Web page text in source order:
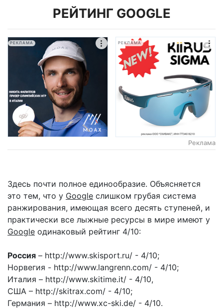
РЕЙТИНГ GOOGLE
РЕКЛАМА РЕКЛАМА
Реклама
Здесь почти полное единообразие. Объясняется
это тем, что у Google слишком грубая система
ранжирования, имеющая всего десять ступеней, и
практически все лыжные ресурсы в мире имеют у
Google одинаковый рейтинг 4/10:
Россия – http://www.skisport.ru/ - 4/10;
Норвегия - http://www.langrenn.com/ - 4/10;
Италия – http://www.skitime.it/ - 4/10,
США – http://skitrax.com/ - 4/10;
Германия – http://www.xc-ski.de/ - 4/10.